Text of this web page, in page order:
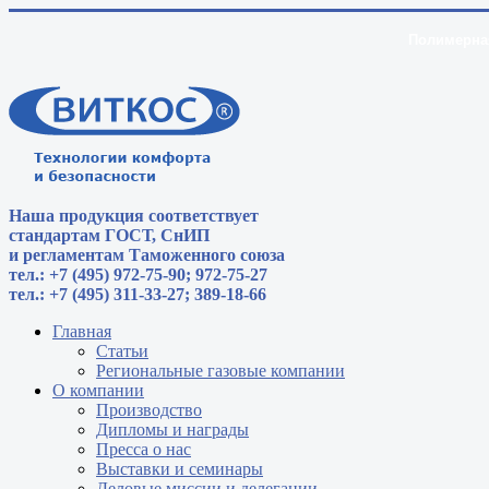
Наша продукция соответствует
стандартам ГОСТ, СнИП
и регламентам Таможенного союза
тел.: +7 (495) 972-75-90; 972-75-27
тел.: +7 (495) 311-33-27; 389-18-66
Главная
Статьи
Региональные газовые компании
О компании
Производство
Дипломы и награды
Пресса о нас
Выставки и семинары